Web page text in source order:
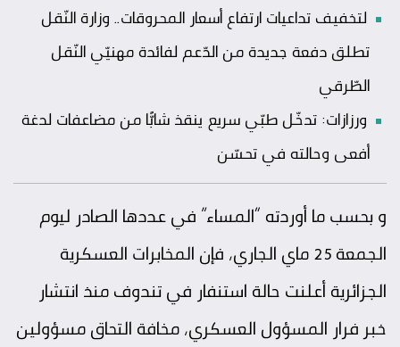
لتخفيف تداعيات ارتفاع أسعار المحروقات.. وزارة النّقل
تطلق دفعة جديدة من الدّعم لفائدة مهنيّي النّقل
الطّرقي
ورزازات: تدخّل طبّي سريع ينقذ شابًّا من مضاعفات لدغة
أفعى وحالته في تحسّن
و بحسب ما أوردته “المساء” في عددها الصادر ليوم
الجمعة 25 ماي الجاري، فإن المخابرات العسكرية
الجزائرية أعلنت حالة استنفار في تندوف منذ انتشار
خبر فرار المسؤول العسكري، مخافة التحاق مسؤولين